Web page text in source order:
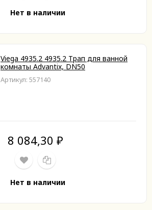
Нет в наличии
Viega 4935.2 4935.2 Трап для ванной
комнаты Advantix, DN50
Артикул: 557140
8 084,30 ₽
Нет в наличии